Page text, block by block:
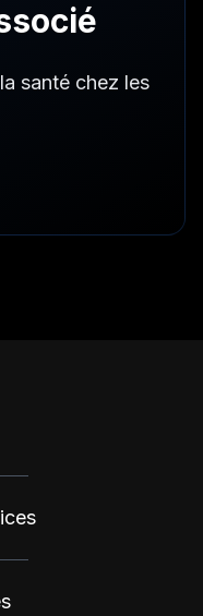
santé chez les